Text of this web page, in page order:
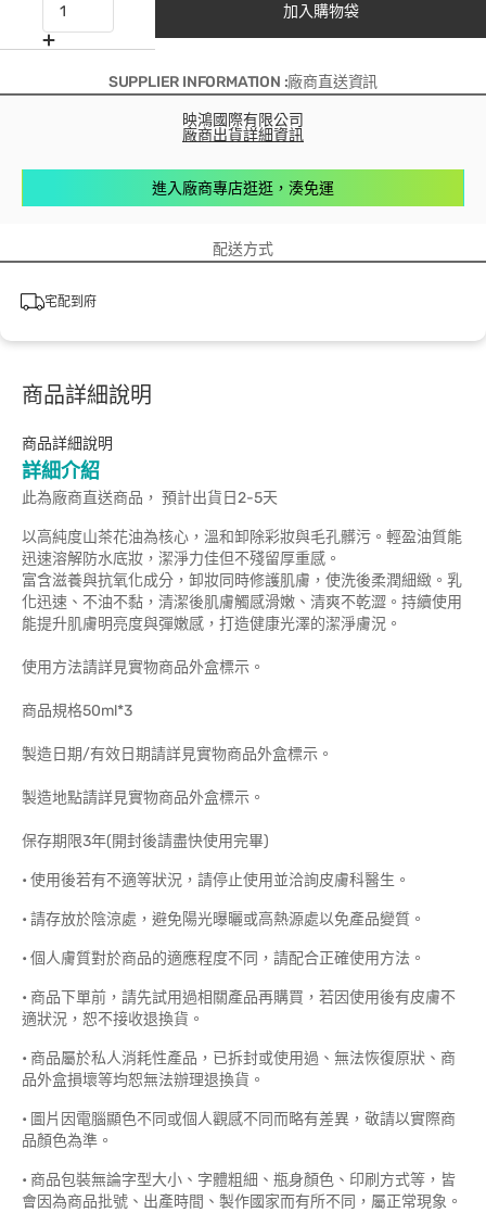
加入購物袋
SUPPLIER INFORMATION :廠商直送資訊
映鴻國際有限公司
廠商出貨詳細資訊
進入廠商專店逛逛，湊免運
配送方式
宅配到府
商品詳細說明
商品詳細說明
詳細介紹
此為廠商直送商品， 預計出貨日2-5天
以高純度山茶花油為核心，溫和卸除彩妝與毛孔髒污。輕盈油質能
迅速溶解防水底妝，潔淨力佳但不殘留厚重感。
富含滋養與抗氧化成分，卸妝同時修護肌膚，使洗後柔潤細緻。乳
化迅速、不油不黏，清潔後肌膚觸感滑嫩、清爽不乾澀。持續使用
能提升肌膚明亮度與彈嫩感，打造健康光澤的潔淨膚況。
使用方法請詳見實物商品外盒標示。
商品規格50ml*3
製造日期/有效日期請詳見實物商品外盒標示。
製造地點請詳見實物商品外盒標示。
保存期限3年(開封後請盡快使用完畢)
• 使用後若有不適等狀況，請停止使用並洽詢皮膚科醫生。
• 請存放於陰涼處，避免陽光曝曬或高熱源處以免產品變質。
• 個人膚質對於商品的適應程度不同，請配合正確使用方法。
• 商品下單前，請先試用過相關產品再購買，若因使用後有皮膚不
適狀況，恕不接收退換貨。
• 商品屬於私人消耗性產品，已拆封或使用過、無法恢復原狀、商
品外盒損壞等均恕無法辦理退換貨。
• 圖片因電腦顯色不同或個人觀感不同而略有差異，敬請以實際商
品顏色為準。
• 商品包裝無論字型大小、字體粗細、瓶身顏色、印刷方式等，皆
會因為商品批號、出產時間、製作國家而有所不同，屬正常現象。